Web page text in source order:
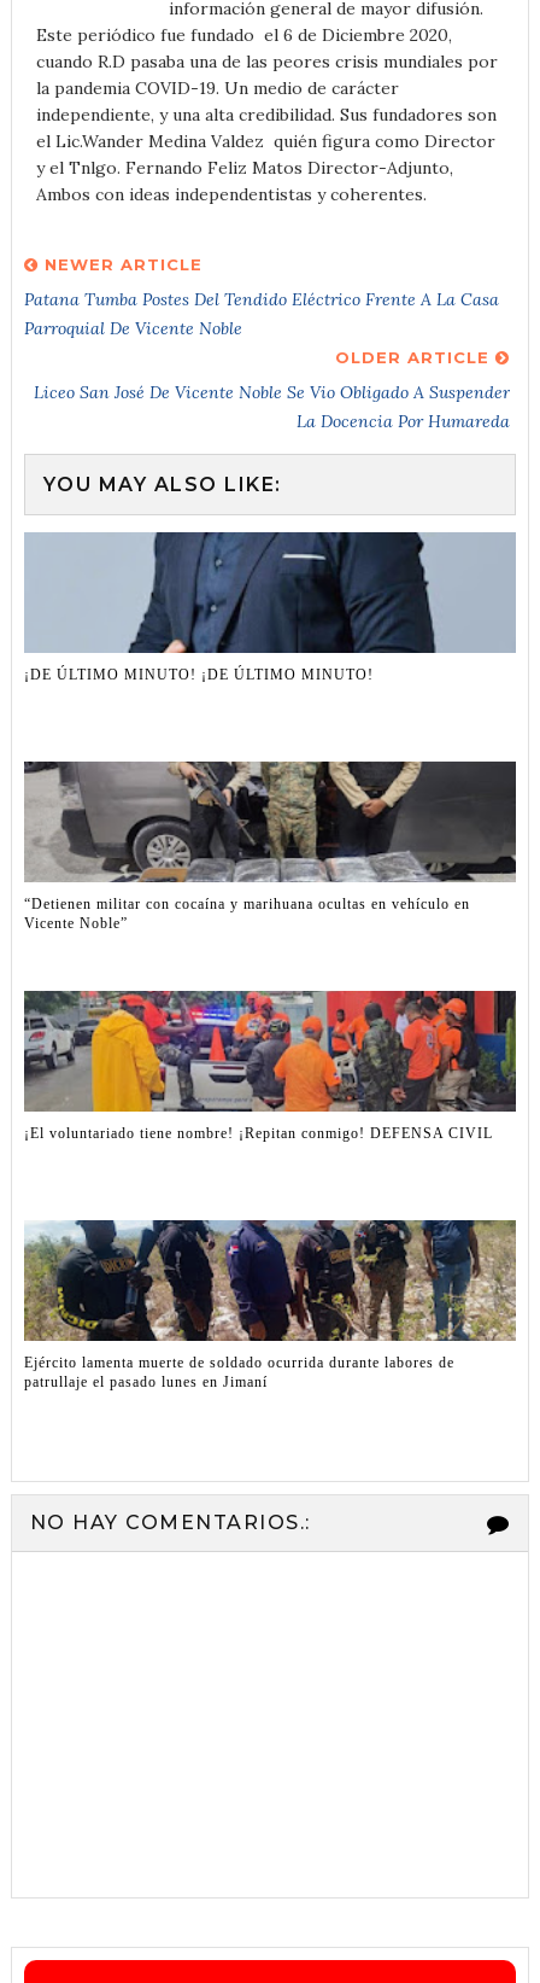
información general de mayor difusión.
Este periódico fue fundado el 6 de Diciembre 2020,
cuando R.D pasaba una de las peores crisis mundiales por
la pandemia COVID-19. Un medio de carácter
independiente, y una alta credibilidad. Sus fundadores son
el Lic.Wander Medina Valdez quién figura como Director
y el Tnlgo. Fernando Feliz Matos Director-Adjunto,
Ambos con ideas independentistas y coherentes.
NEWER ARTICLE
Patana Tumba Postes Del Tendido Eléctrico Frente A La Casa
Parroquial De Vicente Noble
OLDER ARTICLE
Liceo San José De Vicente Noble Se Vio Obligado A Suspender
La Docencia Por Humareda
YOU MAY ALSO LIKE:
¡DE ÚLTIMO MINUTO! ¡DE ÚLTIMO MINUTO!
“Detienen militar con cocaína y marihuana ocultas en vehículo en
Vicente Noble”
¡El voluntariado tiene nombre! ¡Repitan conmigo! DEFENSA CIVIL
Ejército lamenta muerte de soldado ocurrida durante labores de
patrullaje el pasado lunes en Jimaní
NO HAY COMENTARIOS.: